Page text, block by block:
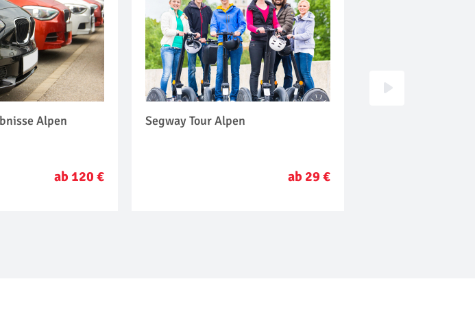
Alpen
ab 120 €
Segway Tour Alpen
ab 29 €